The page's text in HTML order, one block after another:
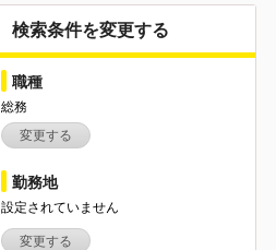
検索条件を変更する
職種
総務
変更する
勤務地
設定されていません
変更する